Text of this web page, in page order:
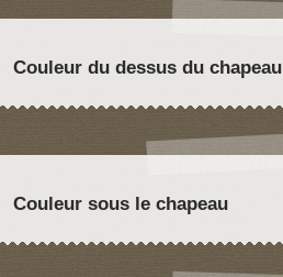
Couleur du dessus du chapeau
Couleur sous le chapeau